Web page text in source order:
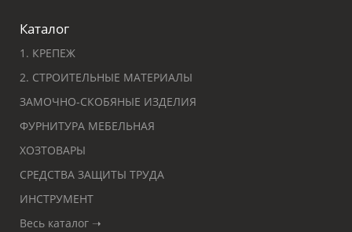
Каталог
1. КРЕПЕЖ
2. СТРОИТЕЛЬНЫЕ МАТЕРИАЛЫ
ЗАМОЧНО-СКОБЯНЫЕ ИЗДЕЛИЯ
ФУРНИТУРА МЕБЕЛЬНАЯ
ХОЗТОВАРЫ
СРЕДСТВА ЗАЩИТЫ ТРУДА
ИНСТРУМЕНТ
Весь каталог ➝